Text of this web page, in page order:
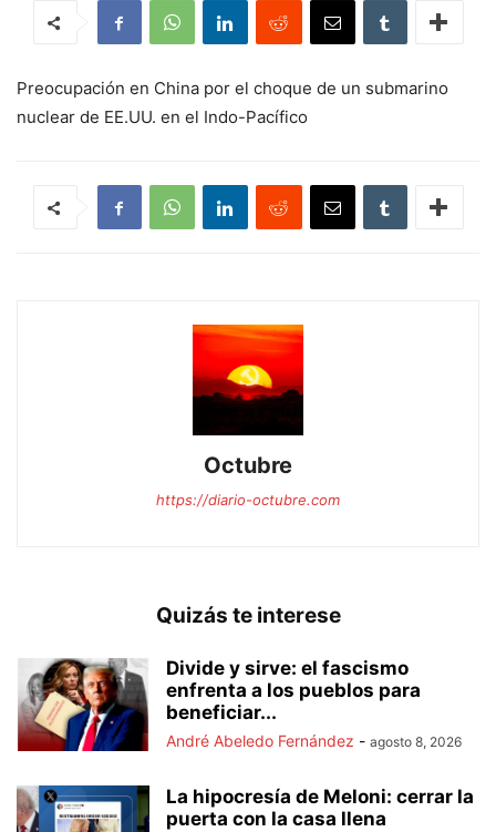
Preocupación en China por el choque de un submarino
nuclear de EE.UU. en el Indo-Pacífico
Octubre
https://diario-octubre.com
Quizás te interese
Divide y sirve: el fascismo
enfrenta a los pueblos para
beneficiar...
André Abeledo Fernández - agosto 8, 2026
La hipocresía de Meloni: cerrar la
puerta con la casa llena